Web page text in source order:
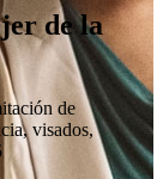
de la
de
visados,